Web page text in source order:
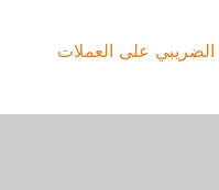
الضريبي على العملات